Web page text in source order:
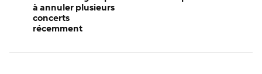
à annuler plusieurs
concerts
récemment